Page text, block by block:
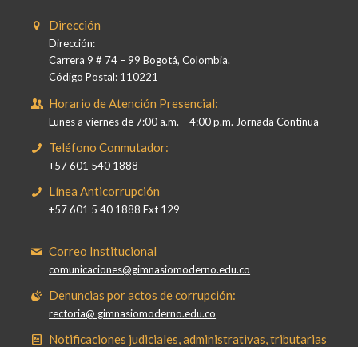
Dirección
Dirección:
Carrera 9 # 74 – 99 Bogotá, Colombia.
Código Postal: 110221
Horario de Atención Presencial:
Lunes a viernes de 7:00 a.m. – 4:00 p.m. Jornada Continua
Teléfono Conmutador:
+57 601 540 1888
Línea Anticorrupción
+57 601 5 40 1888 Ext 129
Correo Institucional
comunicaciones@gimnasiomoderno.edu.co
Denuncias por actos de corrupción:
rectoria@ gimnasiomoderno.edu.co
Notificaciones judiciales, administrativas, tributarias